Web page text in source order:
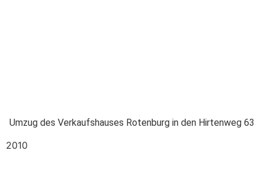
Umzug des Verkaufshauses Rotenburg in den Hirtenweg 63
2010